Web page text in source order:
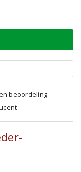
beoordeling